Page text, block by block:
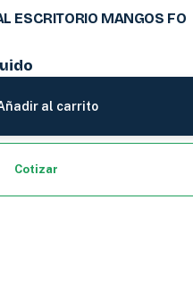
ESCRITORIO MANGOS FO
al carrito
Cotizar